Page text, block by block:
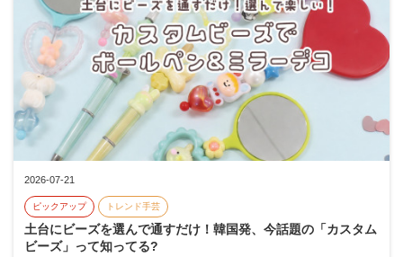
2026-07-21
ピックアップ トレンド手芸
土台にビーズを選んで通すだけ！韓国発、今話題の「カスタム
ビーズ」って知ってる?